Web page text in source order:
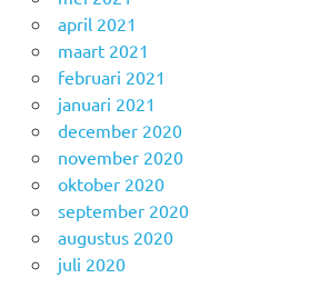
april 2021
maart 2021
februari 2021
januari 2021
december 2020
november 2020
oktober 2020
september 2020
augustus 2020
juli 2020